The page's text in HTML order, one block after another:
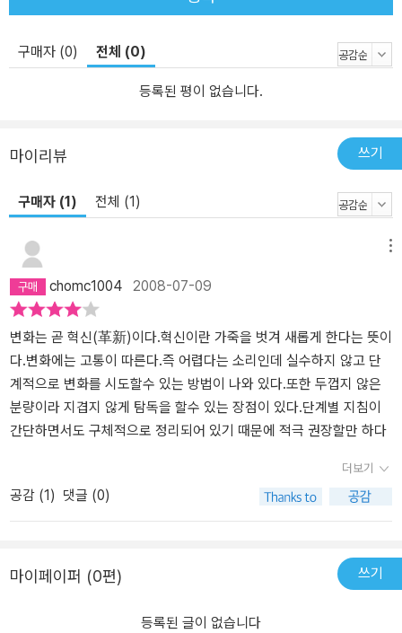
구매자 (0) 전체 (0)
등록된 평이 없습니다.
마이리뷰 쓰기
구매자 (1) 전체 (1)
chomc1004 2008-07-09
변화는 곧 혁신(革新)이다.혁신이란 가죽을 벗겨 새롭게 한다는 뜻이
다.변화에는 고통이 따른다.즉 어렵다는 소리인데 실수하지 않고 단
계적으로 변화를 시도할수 있는 방법이 나와 있다.또한 두껍지 않은
분량이라 지겹지 않게 탐독을 할수 있는 장점이 있다.단계별 지침이
간단하면서도 구체적으로 정리되어 있기 때문에 적극 권장할만 하다
더보기
공감 (1 ) 댓글 (0)
마이페이퍼 (0편) 쓰기
등록된 글이 없습니다